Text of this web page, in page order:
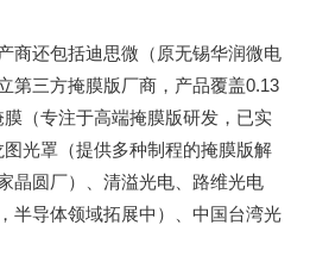
商还包括迪思微（原无锡华润微电
第三方掩膜版厂商，产品覆盖0.13
（专注于高端掩膜版研发，已实
光罩（提供多种制程的掩膜版解
晶圆厂）、清溢光电、路维光电
半导体领域拓展中）、中国台湾光